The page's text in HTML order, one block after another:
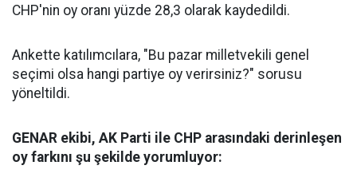
CHP'nin oy oranı yüzde 28,3 olarak kaydedildi.
Ankette katılımcılara, "Bu pazar milletvekili genel
seçimi olsa hangi partiye oy verirsiniz?" sorusu
yöneltildi.
GENAR ekibi, AK Parti ile CHP arasındaki derinleşen
oy farkını şu şekilde yorumluyor: